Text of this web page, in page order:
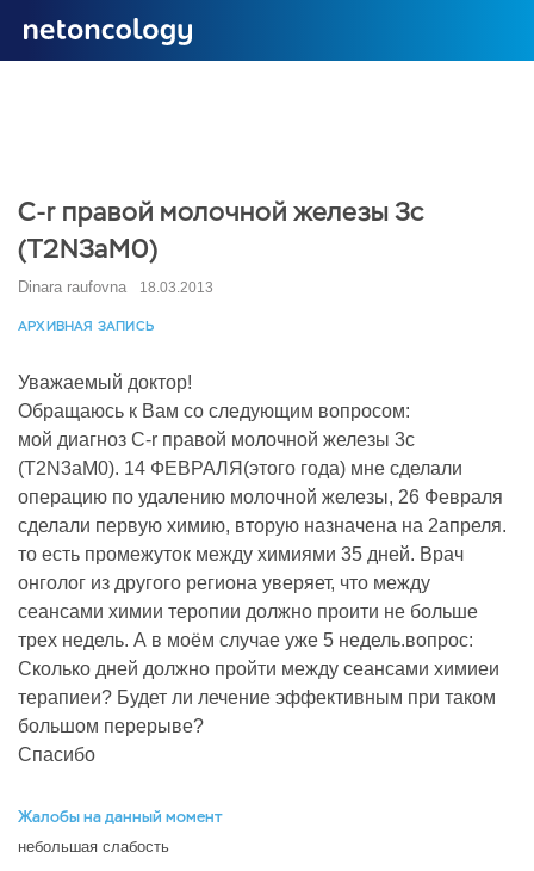
C-r правой молочной железы 3с
(T2N3aM0)
Dinara raufovna 18.03.2013
АРХИВНАЯ ЗАПИСЬ
Уважаемый доктор!
Обращаюсь к Вам со следующим вопросом:
мой диагноз C-r правой молочной железы 3с
(T2N3aM0). 14 ФЕВРАЛЯ(этого года) мне сделали
операцию по удалению молочной железы, 26 Февраля
сделали первую химию, вторую назначена на 2апреля.
то есть промежуток между химиями 35 дней. Врач
онголог из другого региона уверяет, что между
сеансами химии теропии должно проити не больше
трех недель. А в моём случае уже 5 недель.вопрос:
Сколько дней должно пройти между сеансами химиеи
терапиеи? Будет ли лечение эффективным при таком
большом перерыве?
Спасибо
Жалобы на данный момент
небольшая слабость